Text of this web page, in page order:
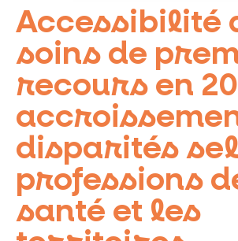
Accessibilité
soins de
recours en
disparités
professions
santé et les